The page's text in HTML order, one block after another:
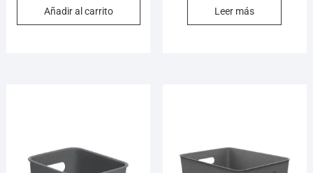
Añadir al carrito Leer más